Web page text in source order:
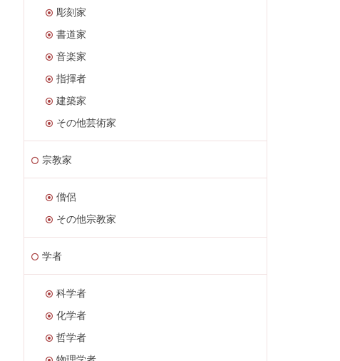
彫刻家
書道家
音楽家
指揮者
建築家
その他芸術家
宗教家
僧侶
その他宗教家
学者
科学者
化学者
哲学者